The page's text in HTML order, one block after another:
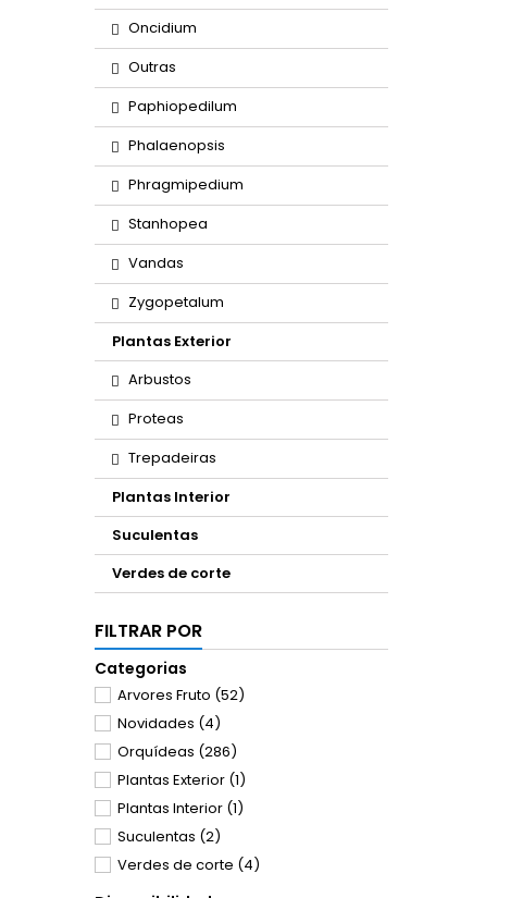
Oncidium
Outras
Paphiopedilum
Phalaenopsis
Phragmipedium
Stanhopea
Vandas
Zygopetalum
Plantas Exterior
Arbustos
Proteas
Trepadeiras
Plantas Interior
Suculentas
Verdes de corte
FILTRAR POR
Categorias
Arvores Fruto (52)
Novidades (4)
Orquídeas (286)
Plantas Exterior (1)
Plantas Interior (1)
Suculentas (2)
Verdes de corte (4)